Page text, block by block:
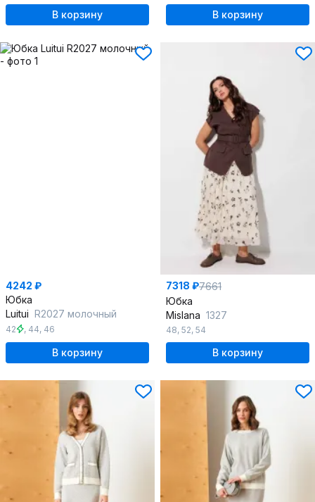
В корзину В корзину
4242 ₽
Юбка
Luitui R2027 молочный
42 , 44, 46
В корзину
7318 ₽7661
Юбка
Mislana 1327
48, 52, 54
В корзину